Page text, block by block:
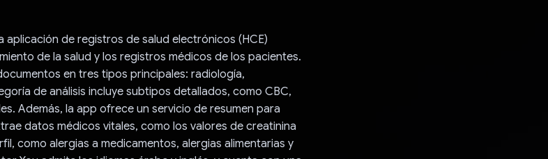
aplicación de registros de salud electrónicos (HCE)
de la salud y los registros médicos de los pacientes.
en tres tipos principales: radiología,
de análisis incluye subtipos detallados, como CBC,
Además, la app ofrece un servicio de resumen para
datos médicos vitales, como los valores de creatinina
como alergias a medicamentos, alergias alimentarias y